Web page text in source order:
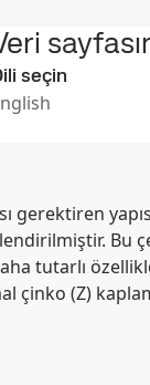
seçin
gerektiren
Bu
tutarlı
çinko (Z)